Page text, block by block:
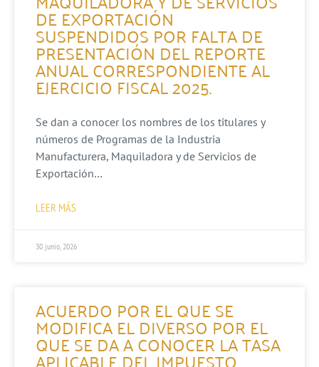
DE EXPORTACIÓN
SUSPENDIDOS POR FALTA DE
PRESENTACIÓN DEL REPORTE
ANUAL CORRESPONDIENTE AL
EJERCICIO FISCAL 2025.
Se dan a conocer los nombres de los titulares y
números de Programas de la Industria
Manufacturera, Maquiladora y de Servicios de
Exportación…
LEER MÁS
30 junio, 2026
ACUERDO POR EL QUE SE
MODIFICA EL DIVERSO POR EL
QUE SE DA A CONOCER LA TASA